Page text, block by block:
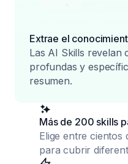
Extrae el
Las AI Skills revelan
profundas y
resumen.
Más de 200 skills
Elige entre cientos
para cubrir